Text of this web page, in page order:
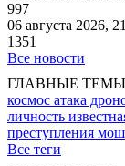
997
06 августа 2026,
1351
Все новости
ГЛАВНЫЕ ТЕМЫ
космос атака
личность
преступления
Все теги